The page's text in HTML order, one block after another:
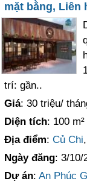
mặt bằng, Liên
trí: gần..
Giá: 30 triệu/
Diện tích: 100 m²
Địa điểm:Củ Chi,
Ngày đăng: 3/10/
Dự án:An Phúc